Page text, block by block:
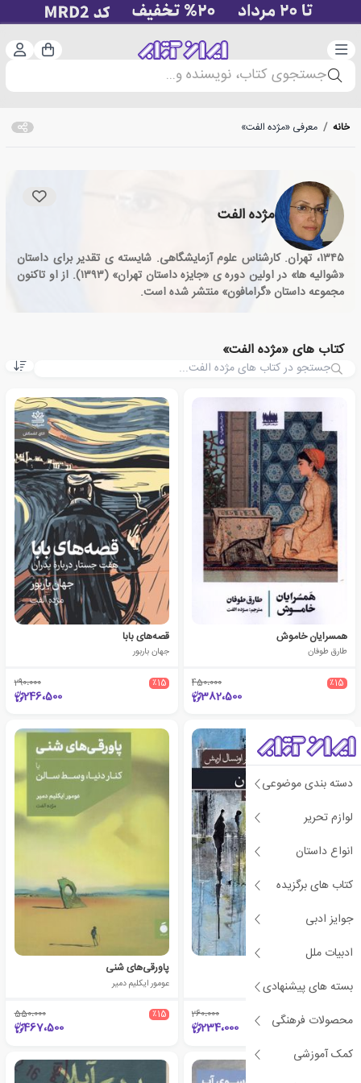
دسته‌بندی سبد
جستجوی کتاب، نویسنده و...
دسته بندی موضوعی
لوازم تحریر
انواع داستان
کتاب های برگزیده
جوایز ادبی
ادبیات ملل
بسته های پیشنهادی
محصولات فرهنگی
کمک آموزشی
خانه / معرفی «مژده الفت»
مژده الفت
۱۳۴۵، تهران. کارشناس علوم آزمایشگاهی. شایسته ی تقدیر برای داستان
«شوالیه ها» در اولین دوره ی «جایزه داستان تهران» (۱۳۹۳). از او تاکنون
مجموعه داستان «گرامافون» منتشر شده است.
کتاب های «مژده الفت»
همسرایان خاموش
طارق طوفان
٪15 450،000
382،500
قصه‌های بابا
جهان باربور
٪15 290،000
246،500
ماهر اونسال اریش
260،000
234،000
پاورقی‌های شنی
عومور ایکلیم دمیر
٪15 550،000
467،500